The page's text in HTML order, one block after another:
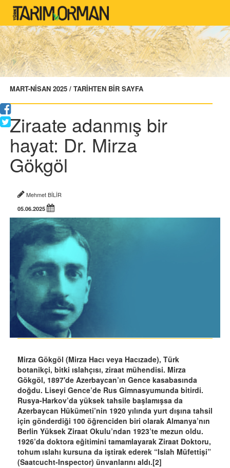
MART-NİSAN 2025 / TARİHTEN BİR SAYFA
Ziraate adanmış bir
hayat: Dr. Mirza
Gökgöl
Mehmet BİLİR
05.06.2025
Mirza Gökgöl (Mirza Hacı veya Hacızade), Türk
botanikçi, bitki ıslahçısı, ziraat mühendisi. Mirza
Gökgöl, 1897'de Azerbaycan’ın Gence kasabasında
doğdu. Liseyi Gence’de Rus Gimnasyumunda bitirdi.
Rusya-Harkov’da yüksek tahsile başlamışsa da
Azerbaycan Hükümeti’nin 1920 yılında yurt dışına tahsil
için gönderdiği 100 öğrenciden biri olarak Almanya’nın
Berlin Yüksek Ziraat Okulu’ndan 1923’te mezun oldu.
1926’da doktora eğitimini tamamlayarak Ziraat Doktoru,
tohum ıslahı kursuna da iştirak ederek “Islah Müfettişi”
(Saatcucht-Inspector) ünvanlarını aldı.[2]